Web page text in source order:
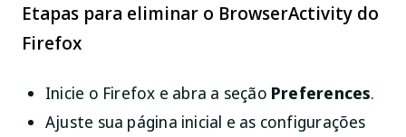
Etapas para eliminar o BrowserActivity do
Firefox
Inicie o Firefox e abra a seção Preferences.
Ajuste sua página inicial e as configurações